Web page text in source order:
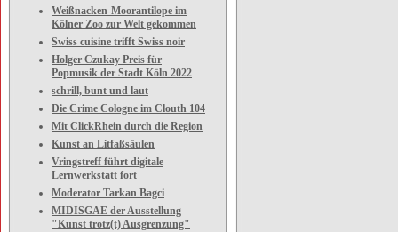
Weißnacken-Moorantilope im
Kölner Zoo zur Welt gekommen
Swiss cuisine trifft Swiss noir
Holger Czukay Preis für
Popmusik der Stadt Köln 2022
schrill, bunt und laut
Die Crime Cologne im Clouth 104
Mit ClickRhein durch die Region
Kunst an Litfaßsäulen
Vringstreff führt digitale
Lernwerkstatt fort
Moderator Tarkan Bagci
MIDISGAE der Ausstellung
"Kunst trotz(t) Ausgrenzung"